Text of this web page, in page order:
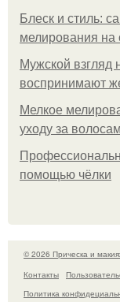
Блеск и стиль:
мелирования на
Мужской взгляд
воспринимают
Мелкое
уходу за
помощью чёлки
© 2026 Прическа и
Контакты
Политика